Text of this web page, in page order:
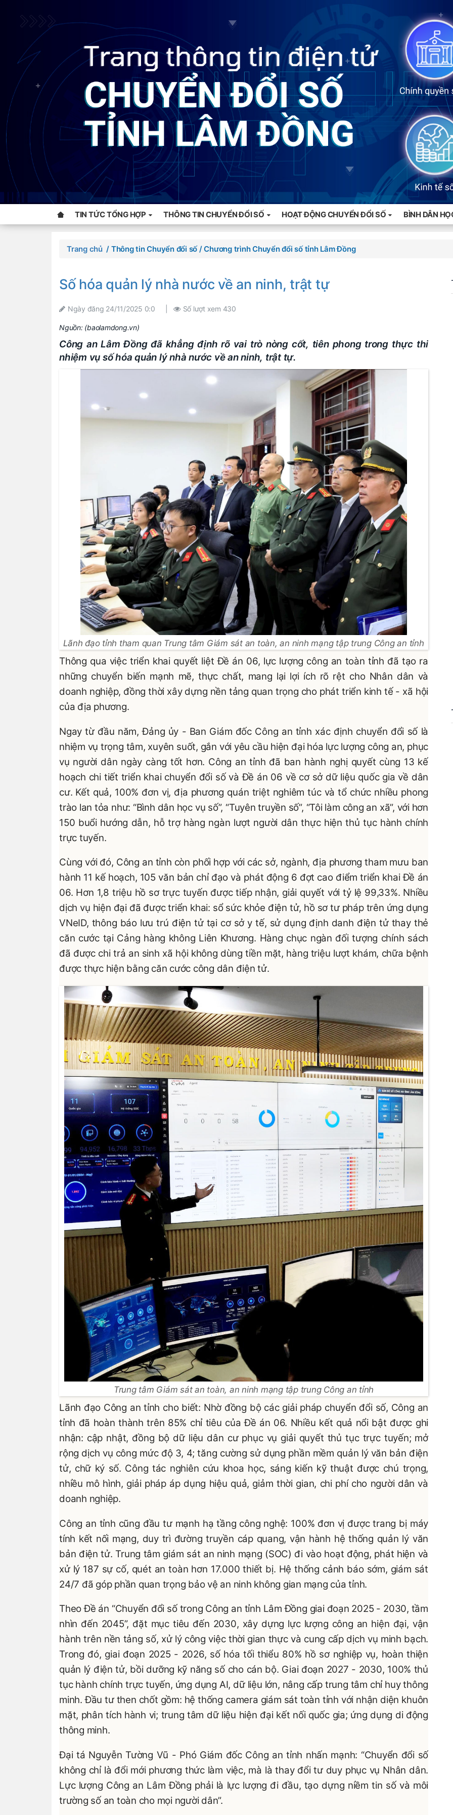
TIN TỨC TỔNG HỢP THÔNG TIN CHUYỂN ĐỔI SỐ HOẠT ĐỘNG CHUYỂN ĐỔI SỐ BÌNH DÂN
Trang chủ / Thông tin Chuyển đổi số/ Chương trình Chuyển đổi số tỉnh Lâm Đồng
Số hóa quản lý nhà nước về an ninh, trật tự
Ngày đăng 24/11/2025 0:0 Số lượt xem 430
Nguồn: (baolamdong.vn)
Công an Lâm Đồng đã khẳng định rõ vai trò nòng cốt, tiên phong trong thực thi
nhiệm vụ số hóa quản lý nhà nước về an ninh, trật tự.
Lãnh đạo tỉnh tham quan Trung tâm Giám sát an toàn, an ninh mạng tập trung Công an tỉnh
Thông qua việc triển khai quyết liệt Đề án 06, lực lượng công an toàn tỉnh đã tạo ra
những chuyển biến mạnh mẽ, thực chất, mang lại lợi ích rõ rệt cho Nhân dân và
doanh nghiệp, đồng thời xây dựng nền tảng quan trọng cho phát triển kinh tế - xã hội
của địa phương.
Ngay từ đầu năm, Đảng ủy - Ban Giám đốc Công an tỉnh xác định chuyển đổi số là
nhiệm vụ trọng tâm, xuyên suốt, gắn với yêu cầu hiện đại hóa lực lượng công an, phục
vụ người dân ngày càng tốt hơn. Công an tỉnh đã ban hành nghị quyết cùng 13 kế
hoạch chi tiết triển khai chuyển đổi số và Đề án 06 về cơ sở dữ liệu quốc gia về dân
cư. Kết quả, 100% đơn vị, địa phương quán triệt nghiêm túc và tổ chức nhiều phong
trào lan tỏa như: “Bình dân học vụ số”, “Tuyên truyền số”, “Tôi làm công an xã”, với hơn
150 buổi hướng dẫn, hỗ trợ hàng ngàn lượt người dân thực hiện thủ tục hành chính
trực tuyến.
Cùng với đó, Công an tỉnh còn phối hợp với các sở, ngành, địa phương tham mưu ban
hành 11 kế hoạch, 105 văn bản chỉ đạo và phát động 6 đợt cao điểm triển khai Đề án
06. Hơn 1,8 triệu hồ sơ trực tuyến được tiếp nhận, giải quyết với tỷ lệ 99,33%. Nhiều
dịch vụ hiện đại đã được triển khai: sổ sức khỏe điện tử, hồ sơ tư pháp trên ứng dụng
VNeID, thông báo lưu trú điện tử tại cơ sở y tế, sử dụng định danh điện tử thay thẻ
căn cước tại Cảng hàng không Liên Khương. Hàng chục ngàn đối tượng chính sách
đã được chi trả an sinh xã hội không dùng tiền mặt, hàng triệu lượt khám, chữa bệnh
được thực hiện bằng căn cước công dân điện tử.
Trung tâm Giám sát an toàn, an ninh mạng tập trung Công an tỉnh
Lãnh đạo Công an tỉnh cho biết: Nhờ đồng bộ các giải pháp chuyển đổi số, Công an
tỉnh đã hoàn thành trên 85% chỉ tiêu của Đề án 06. Nhiều kết quả nổi bật được ghi
nhận: cập nhật, đồng bộ dữ liệu dân cư phục vụ giải quyết thủ tục trực tuyến; mở
rộng dịch vụ công mức độ 3, 4; tăng cường sử dụng phần mềm quản lý văn bản điện
tử, chữ ký số. Công tác nghiên cứu khoa học, sáng kiến kỹ thuật được chú trọng,
nhiều mô hình, giải pháp áp dụng hiệu quả, giảm thời gian, chi phí cho người dân và
doanh nghiệp.
Công an tỉnh cũng đầu tư mạnh hạ tầng công nghệ: 100% đơn vị được trang bị máy
tính kết nối mạng, duy trì đường truyền cáp quang, vận hành hệ thống quản lý văn
bản điện tử. Trung tâm giám sát an ninh mạng (SOC) đi vào hoạt động, phát hiện và
xử lý 187 sự cố, quét an toàn hơn 17.000 thiết bị. Hệ thống cảnh báo sớm, giám sát
24/7 đã góp phần quan trọng bảo vệ an ninh không gian mạng của tỉnh.
Theo Đề án “Chuyển đổi số trong Công an tỉnh Lâm Đồng giai đoạn 2025 - 2030, tầm
nhìn đến 2045”, đặt mục tiêu đến 2030, xây dựng lực lượng công an hiện đại, vận
hành trên nền tảng số, xử lý công việc thời gian thực và cung cấp dịch vụ minh bạch.
Trong đó, giai đoạn 2025 - 2026, số hóa tối thiểu 80% hồ sơ nghiệp vụ, hoàn thiện
quản lý điện tử, bồi dưỡng kỹ năng số cho cán bộ. Giai đoạn 2027 - 2030, 100% thủ
tục hành chính trực tuyến, ứng dụng AI, dữ liệu lớn, nâng cấp trung tâm chỉ huy thông
minh. Đầu tư then chốt gồm: hệ thống camera giám sát toàn tỉnh với nhận diện khuôn
mặt, phân tích hành vi; trung tâm dữ liệu hiện đại kết nối quốc gia; ứng dụng di động
thông minh.
Đại tá Nguyễn Tường Vũ - Phó Giám đốc Công an tỉnh nhấn mạnh: “Chuyển đổi số
không chỉ là đổi mới phương thức làm việc, mà là thay đổi tư duy phục vụ Nhân dân.
Lực lượng Công an Lâm Đồng phải là lực lượng đi đầu, tạo dựng niềm tin số và môi
trường số an toàn cho mọi người dân”.